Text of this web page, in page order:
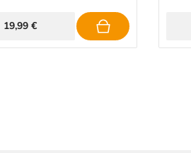
19,99 €